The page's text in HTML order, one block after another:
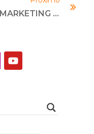
#8 | MARKETING PARA ADVOGADOS E CONSULTORES | Com Gustavo Godinho